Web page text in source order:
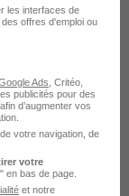
il y a 15 jours
les interfaces de
offres d'emploi ou
Ads , Critéo,
publicités pour des
d’augmenter vos
votre navigation, de
votre
" en bas de page.
et notre